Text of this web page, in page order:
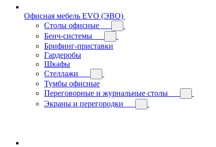
Офисная мебель EVO (ЭВО)
Cтолы офисные
Бенч-системы
Брифинг-приставки
Гардеробы
Шкафы
Стеллажи
Тумбы офисные
Переговорные и журнальные столы
Экраны и перегородки